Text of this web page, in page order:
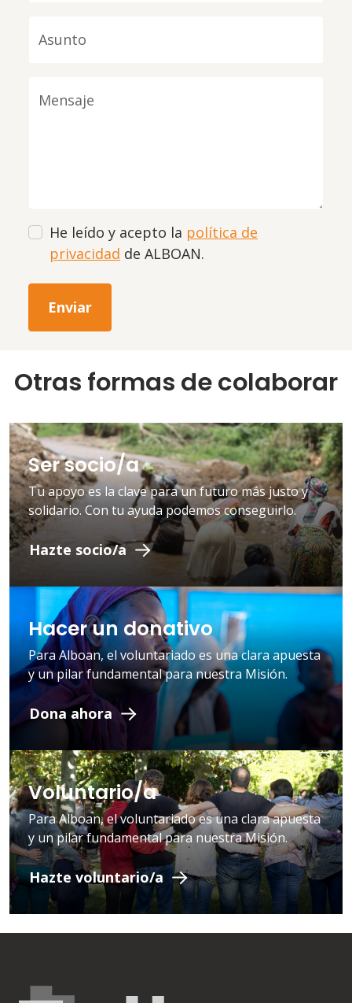
He leído y acepto la política de
privacidad de ALBOAN.
Otras formas de colaborar
Ser socio/a
Tu apoyo es la clave para un futuro más justo y
solidario. Con tu ayuda podemos conseguirlo.
Hazte socio/a
Hacer un donativo
Para Alboan, el voluntariado es una clara apuesta
y un pilar fundamental para nuestra Misión.
Dona ahora
Voluntario/a
Para Alboan, el voluntariado es una clara apuesta
y un pilar fundamental para nuestra Misión.
Hazte voluntario/a